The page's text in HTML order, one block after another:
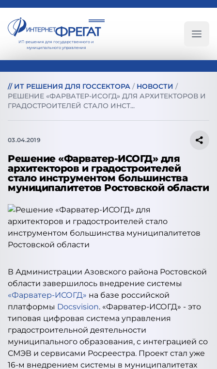
ИТ-решения для государственного и
муниципального управления
// ИТ РЕШЕНИЯ ДЛЯ ГОССЕКТОРА / НОВОСТИ /
РЕШЕНИЕ «ФАРВАТЕР-ИСОГД» ДЛЯ АРХИТЕКТОРОВ И
ГРАДОСТРОИТЕЛЕЙ СТАЛО ИНСТ...
03.04.2019
Решение «Фарватер-ИСОГД» для
архитекторов и градостроителей
стало инструментом большинства
муниципалитетов Ростовской области
В Администрации Азовского района Ростовской
области завершилось внедрение системы
«Фарватер-ИСОГД» на базе российской
платформы Docsvision. «Фарватер-ИСОГД» - это
типовая цифровая система управления
градостроительной деятельности
муниципального образования, с интеграцией со
СМЭВ и сервисами Росреестра. Проект стал уже
16-м внедрением системы в муниципалитетах